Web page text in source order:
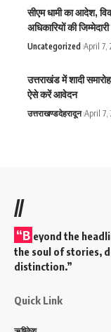
सीएम धामी का आदेश,
अधिकारियों की
Uncategorized April 7,
उत्तराखंड में शादी
ऐसे करें आवेदन
उत्तराखण्डदेहरादून April 7,
//
“B eyond the
the soul of stories,
distinction.”
Quick Link